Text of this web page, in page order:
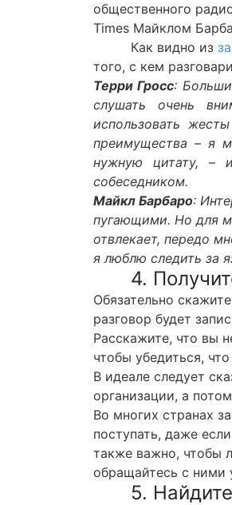
общественного
Times Майклом
Как видно из
того, с кем
Терри Гросс:
слушать очень
использовать
преимущества – я
нужную цитату, –
собеседником.
Майкл Барбаро:
пугающими. Но для
отвлекает, передо
я люблю следить за
4.
Обязательно
разговор будет
Расскажите, что вы
чтобы убедиться,
В идеале следует
организации, а
Во многих странах
поступать, даже
также важно, чтобы
обращайтесь с ними
5.